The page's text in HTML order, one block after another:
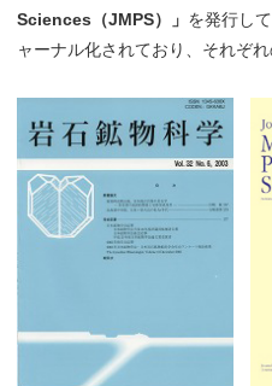
Sciences（JMPS）」 を発行し
ャーナル化されており、それぞ